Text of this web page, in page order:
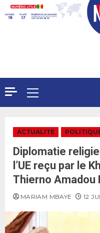
ACTUALITE
Diplomatie
l’UE reçu par le
Thierno Amadou
MARIAM MBAYE 12